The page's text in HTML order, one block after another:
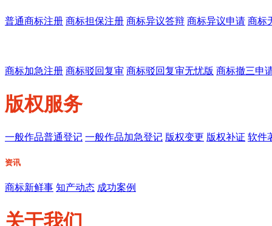
普通商标注册 商标担保注册 商标异议答辩 商标异议申请 商标
商标加急注册 商标驳回复审 商标驳回复审无忧版 商标撤三申
版权服务
一般作品普通登记 一般作品加急登记 版权变更 版权补证 软件
资讯
商标新鲜事 知产动态 成功案例
关于我们